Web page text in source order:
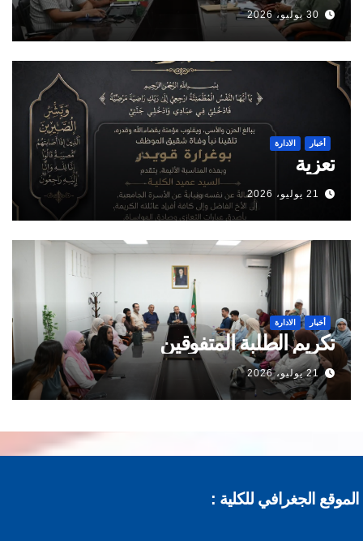
30 يوليو، 2026
أخبار الادارة
تعزية
21 يوليو، 2026
أخبار الادارة
تكريم الطلبة المتفوقين
21 يوليو، 2026
الجغرافي للكلية :